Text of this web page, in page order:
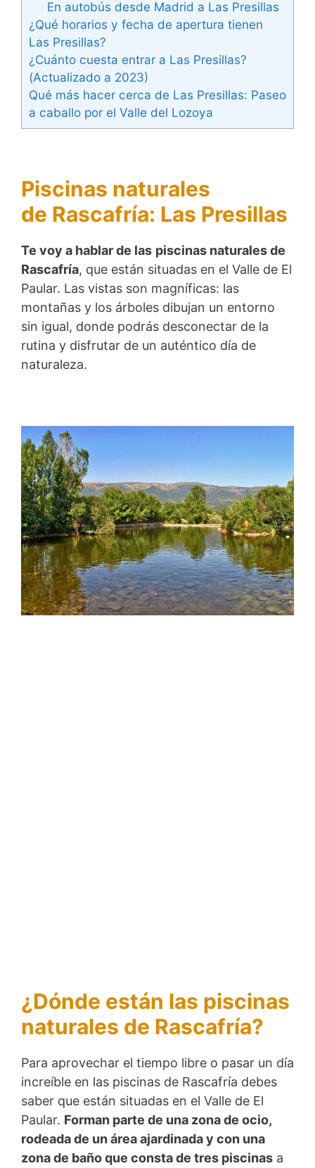
En autobús desde Madrid a Las Presillas
¿Qué horarios y fecha de apertura tienen
Las Presillas?
¿Cuánto cuesta entrar a Las Presillas?
(Actualizado a 2023)
Qué más hacer cerca de Las Presillas: Paseo
a caballo por el Valle del Lozoya
Piscinas naturales
de Rascafría: Las Presillas
Te voy a hablar de las piscinas naturales de
Rascafría, que están situadas en el Valle de El
Paular. Las vistas son magníficas: las
montañas y los árboles dibujan un entorno
sin igual, donde podrás desconectar de la
rutina y disfrutar de un auténtico día de
naturaleza.
¿Dónde están las piscinas
naturales de Rascafría?
Para aprovechar el tiempo libre o pasar un día
increíble en las piscinas de Rascafría debes
saber que están situadas en el Valle de El
Paular. Forman parte de una zona de ocio,
rodeada de un área ajardinada y con una
zona de baño que consta de tres piscinas a